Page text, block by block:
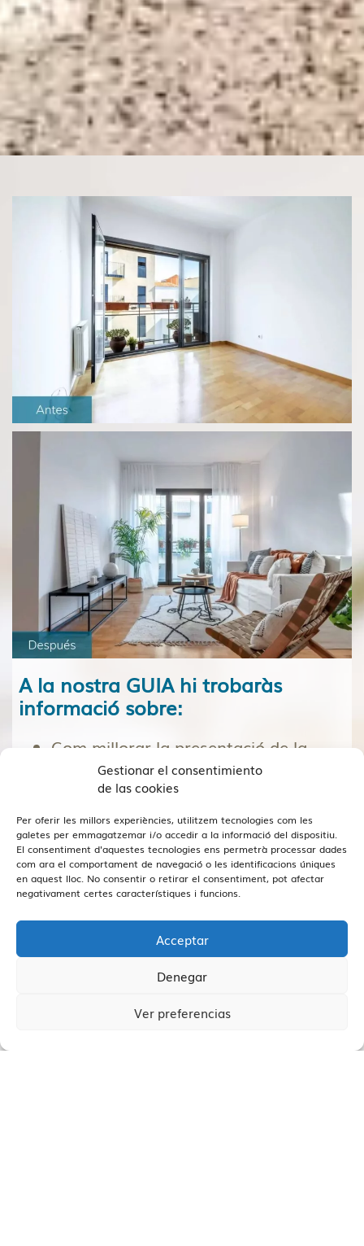
Gestionar el consentimiento
de las cookies
Per oferir les millors experiències, utilitzem tecnologies com les
galetes per emmagatzemar i/o accedir a la informació del dispositiu.
El consentiment d'aquestes tecnologies ens permetrà processar dades
com ara el comportament de navegació o les identificacions úniques
en aquest lloc. No consentir o retirar el consentiment, pot afectar
negativament certes característiques i funcions.
Acceptar
Denegar
Ver preferencias
A la nostra GUIA hi trobaràs
informació sobre:
Com millorar la presentació de la
teva llarsense grans inversions.
compradors.
Què NO és el Home Staging
Claus per potenciar lail·luminació
l’espai.
Cases d’èxitreals.